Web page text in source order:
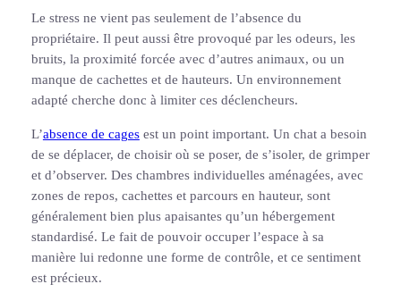
Le stress ne vient pas seulement de l’absence du
propriétaire. Il peut aussi être provoqué par les odeurs, les
bruits, la proximité forcée avec d’autres animaux, ou un
manque de cachettes et de hauteurs. Un environnement
adapté cherche donc à limiter ces déclencheurs.
L’absence de cagesest un point important. Un chat a besoin
de se déplacer, de choisir où se poser, de s’isoler, de grimper
et d’observer. Des chambres individuelles aménagées, avec
zones de repos, cachettes et parcours en hauteur, sont
généralement bien plus apaisantes qu’un hébergement
standardisé. Le fait de pouvoir occuper l’espace à sa
manière lui redonne une forme de contrôle, et ce sentiment
est précieux.